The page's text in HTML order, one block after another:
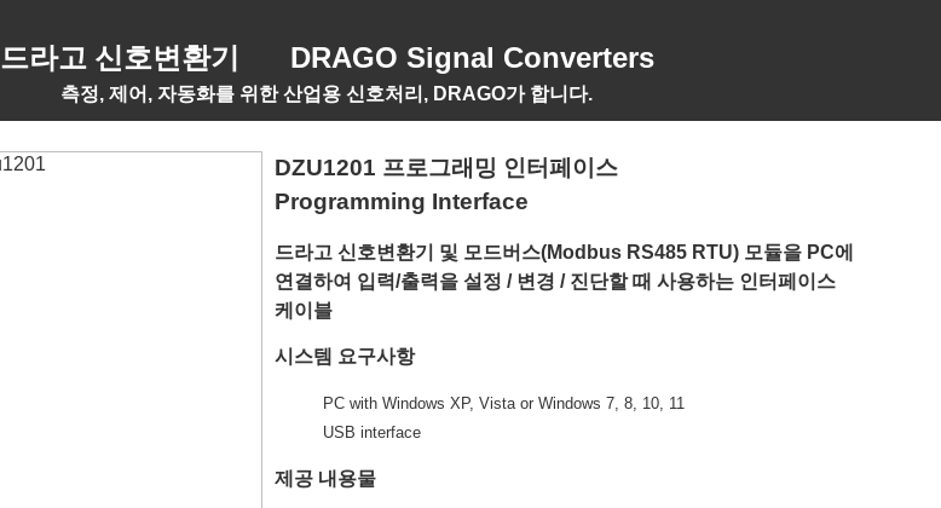
드라고 신호변환기 DRAGO Signal Converters
측정, 제어, 자동화를 위한 산업용 신호처리, DRAGO가 합니다.
DZU1201 프로그래밍 인터페이스
Programming Interface
드라고 신호변환기 및 모드버스(Modbus RS485 RTU) 모듈을 PC에
연결하여 입력/출력을 설정 / 변경 / 진단할 때 사용하는 인터페이스
케이블
시스템 요구사항
PC with Windows XP, Vista or Windows 7, 8, 10, 11
USB interface
제공 내용물